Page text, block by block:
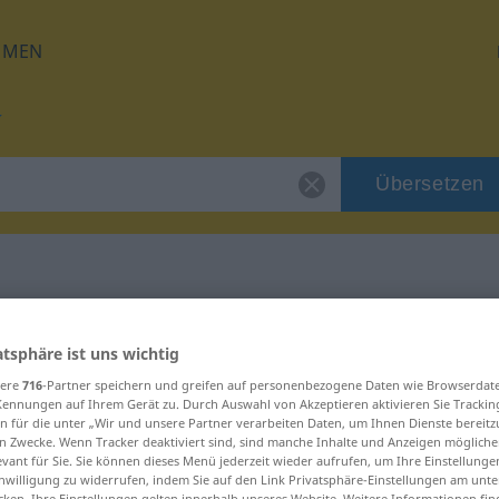
Übersetzen
"geschraubt"
ist uns wichtig
716-Partner speichern und greifen auf personenbezogene Daten wie
auf Ihrem Gerät zu. Durch Auswahl von Akzeptieren aktivieren Sie
für die unter „Wir und unsere Partner verarbeiten Daten, um Ihnen Dienste
Zwecke. Wenn Tracker deaktiviert sind, sind manche Inhalte und Anzeigen
für Sie. Sie können dieses Menü jederzeit wieder aufrufen, um Ihre
zu widerrufen, indem Sie auf den Link Privatsphäre-Einstellungen am